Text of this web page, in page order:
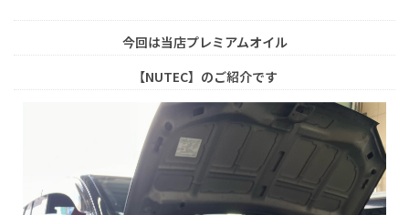
今回は当店プレミアムオイル
【NUTEC】のご紹介です